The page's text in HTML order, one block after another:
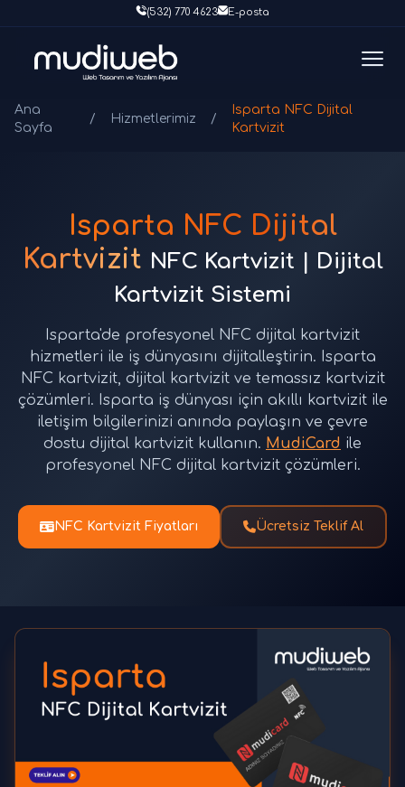
(532) 770 4623 E-posta
Ana
Sayfa
/ Hizmetlerimiz /
Isparta NFC Dijital
Kartvizit
Isparta NFC Dijital
Kartvizit NFC Kartvizit | Dijital
Kartvizit Sistemi
Isparta'de profesyonel NFC dijital kartvizit
hizmetleri ile iş dünyasını dijitalleştirin. Isparta
NFC kartvizit, dijital kartvizit ve temassız kartvizit
çözümleri. Isparta iş dünyası için akıllı kartvizit ile
iletişim bilgilerinizi anında paylaşın ve çevre
dostu dijital kartvizit kullanın. MudiCard ile
profesyonel NFC dijital kartvizit çözümleri.
NFC Kartvizit Fiyatları Ücretsiz Teklif Al